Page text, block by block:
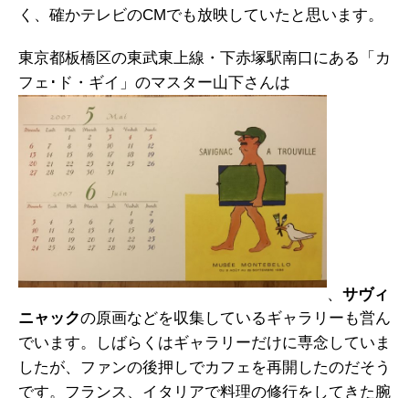
く、確かテレビのCMでも放映していたと思います。
東京都板橋区の東武東上線・下赤塚駅南口にある「カ
フェ･ド・ギイ」のマスター山下さんは
、 サヴィ
ニャックの原画などを収集しているギャラリーも営ん
でいます。しばらくはギャラリーだけに専念していま
したが、ファンの後押しでカフェを再開したのだそう
です。フランス、イタリアで料理の修行をしてきた腕